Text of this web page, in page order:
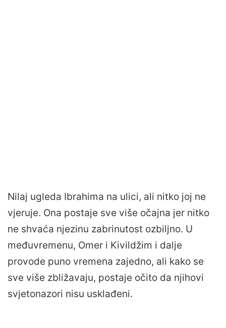
Nilaj ugleda Ibrahima na ulici, ali nitko joj ne
vjeruje. Ona postaje sve više očajna jer nitko
ne shvaća njezinu zabrinutost ozbiljno. U
međuvremenu, Omer i Kivildžim i dalje
provode puno vremena zajedno, ali kako se
sve više zbližavaju, postaje očito da njihovi
svjetonazori nisu usklađeni.